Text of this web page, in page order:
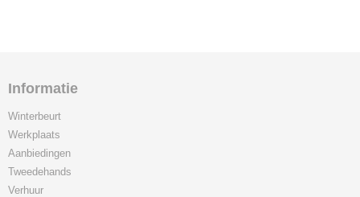
Informatie
Winterbeurt
Werkplaats
Aanbiedingen
Tweedehands
Verhuur